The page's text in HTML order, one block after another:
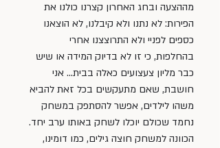
מההצעה ובחג האחרון קצרנו כולנו את
הפירות: לא נתנו ולא קיבלנו, לא הוצאנו
כספים לפניי ולא התרוצצנו אחרי
בהחלפות, כי זו לא בדיוק המידה או שיש
כבר מליון צעצועים כאלה בבית… אני
חושבת, שאם מתעקשים בכל זאת להביא
משהו לילדים, אפשר להסתפק במשחק
נחמד שכולם יוכלו לשחק באותו ערב יחד.
הכוונה למשחק חוצה גילים, כמו דומינו,